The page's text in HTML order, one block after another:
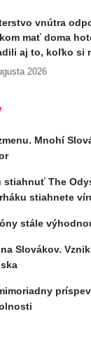
vnútra
mať doma
aj to, koľko si
2026
Mnohí
stiahnuť The
stiahnete
stále
Slovákov.